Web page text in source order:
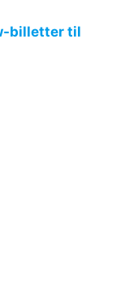
billetter til